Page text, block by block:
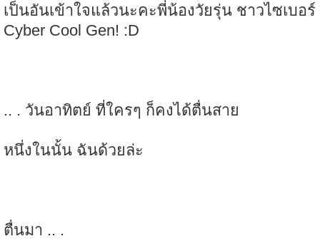
เป็นอันเข้าใจแล้วนะคะพี่น้องวัยรุ่น ชาวไซเบอร์
Cyber Cool Gen! :D
.. . วันอาทิตย์ ที่ใครๆ ก็คงได้ตื่นสาย
หนึ่งในนั้น ฉันด้วยล่ะ
ตื่นมา .. .